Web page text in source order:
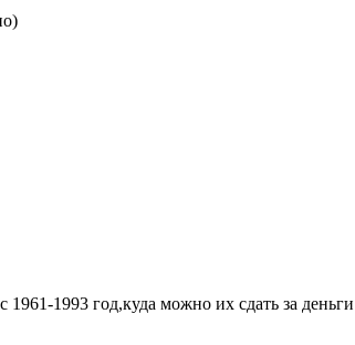
1961-1993 год,куда можно их сдать за